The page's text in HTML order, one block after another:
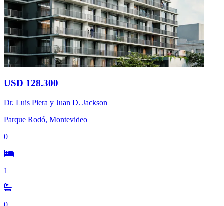
USD 128.300
Dr. Luis Piera y Juan D. Jackson
Parque Rodó, Montevideo
0
1
0